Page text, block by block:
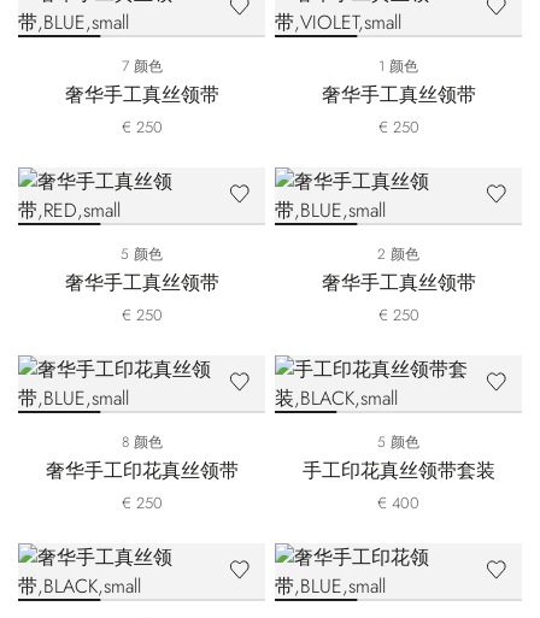
7 颜色
奢华手工真丝领带
€ 250
1 颜色
奢华手工真丝领带
€ 250
5 颜色
奢华手工真丝领带
€ 250
2 颜色
奢华手工真丝领带
€ 250
8 颜色
奢华手工印花真丝领带
€ 250
5 颜色
手工印花真丝领带套装
€ 400